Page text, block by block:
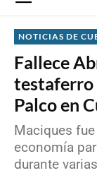
NOTICIAS DE
Fallece
testaferro
Palco en
Maciques
economía
durante